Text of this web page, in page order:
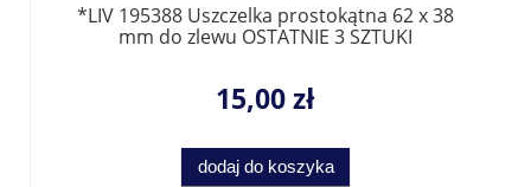
*LIV 195388 Uszczelka prostokątna 62 x 38
mm do zlewu OSTATNIE 3 SZTUKI
15,00 zł
dodaj do koszyka